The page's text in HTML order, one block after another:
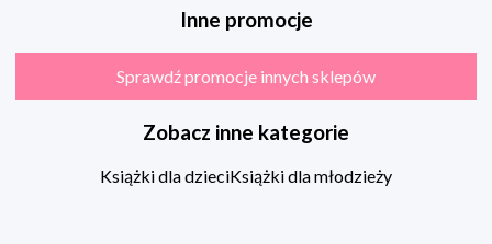
Inne promocje
Sprawdź promocje innych sklepów
Zobacz inne kategorie
Książki dla dzieciKsiążki dla młodzieży